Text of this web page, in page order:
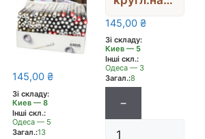
145,00 ₴
Зі складу:
Киев — 8
Інші скл.:
Одеса — 5
Загал.:13
нечн.”Lack
Hobby Line
Kreul 2-
4мм МІДЬ
145,00 ₴
Зі складу:
Киев — 5
Інші скл.:
Одеса — 3
Загал.:8
−